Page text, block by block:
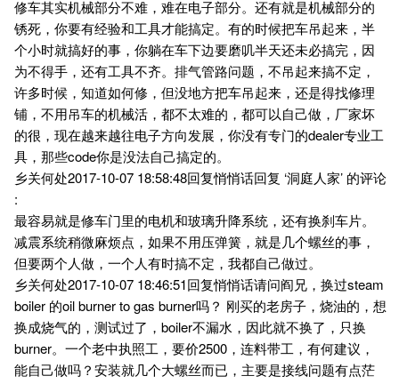
修车其实机械部分不难，难在电子部分。还有就是机械部分的
锈死，你要有经验和工具才能搞定。有的时候把车吊起来，半
个小时就搞好的事，你躺在车下边要磨叽半天还未必搞完，因
为不得手，还有工具不齐。排气管路问题，不吊起来搞不定，
许多时候，知道如何修，但没地方把车吊起来，还是得找修理
铺，不用吊车的机械活，都不太难的，都可以自己做，厂家坏
的很，现在越来越往电子方向发展，你没有专门的dealer专业工
具，那些code你是没法自己搞定的。
乡关何处2017-10-07 18:58:48回复悄悄话回复 ‘洞庭人家’ 的评论
:
最容易就是修车门里的电机和玻璃升降系统，还有换刹车片。
减震系统稍微麻烦点，如果不用压弹簧，就是几个螺丝的事，
但要两个人做，一个人有时搞不定，我都自己做过。
乡关何处2017-10-07 18:46:51回复悄悄话请问阎兄，换过steam
boiler 的oil burner to gas burner吗？ 刚买的老房子，烧油的，想
换成烧气的，测试过了，boiler不漏水，因此就不换了，只换
burner。一个老中执照工，要价2500，连料带工，有何建议，
能自己做吗？安装就几个大螺丝而已，主要是接线问题有点茫